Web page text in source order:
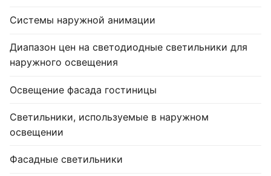
Системы наружной анимации
Диапазон цен на светодиодные светильники для
наружного освещения
Освещение фасада гостиницы
Светильники, используемые в наружном
освещении
Фасадные светильники